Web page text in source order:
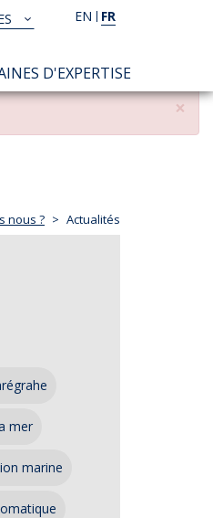
EN FR
D'EXPERTISE
×
nous ? Actualités
mer
marine